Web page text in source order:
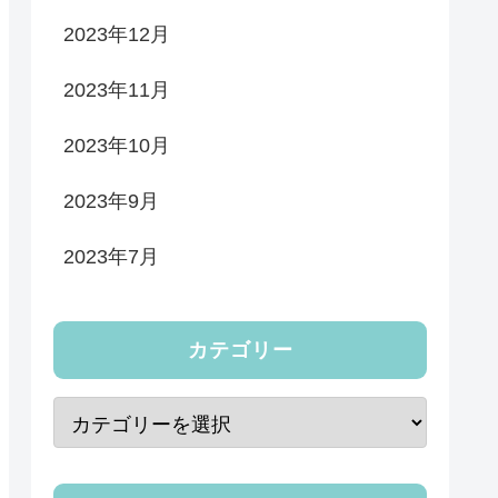
2023年12月
2023年11月
2023年10月
2023年9月
2023年7月
カテゴリー